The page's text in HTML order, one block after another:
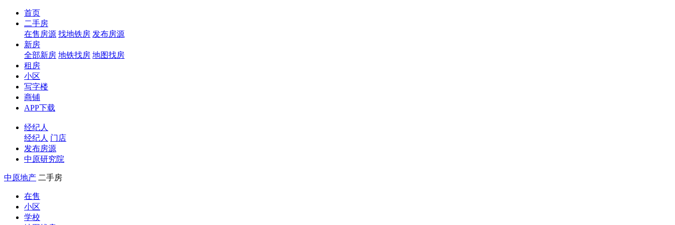
首页
二手房
在售房源 找地铁房 发布房源
新房
全部新房 地铁找房 地图找房
租房
小区
写字楼
商铺
APP下载
经纪人
经纪人 门店
发布房源
中原研究院
中原地产 二手房
在售
小区
学校